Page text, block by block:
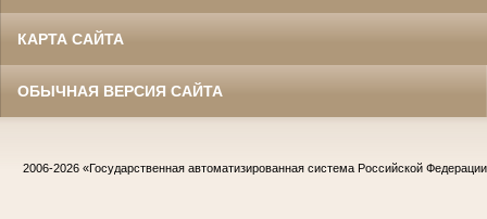
КАРТА САЙТА
ОБЫЧНАЯ ВЕРСИЯ САЙТА
2006-2026 «Государственная автоматизированная система Российской